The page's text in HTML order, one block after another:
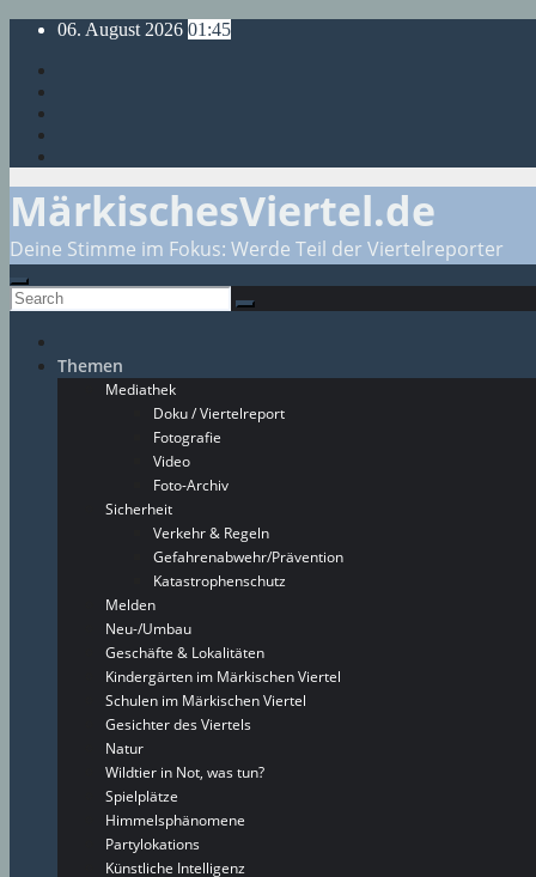
Skip
content
06. August 2026 01:45
MärkischesViertel.de
Deine Stimme im Fokus: Werde Teil der Viertelreporter
Themen
Mediathek
Doku / Viertelreport
Fotografie
Video
Foto-Archiv
Sicherheit
Verkehr & Regeln
Gefahrenabwehr/Prävention
Katastrophenschutz
Melden
Neu-/Umbau
Geschäfte & Lokalitäten
Kindergärten im Märkischen Viertel
Schulen im Märkischen Viertel
Gesichter des Viertels
Natur
Wildtier in Not, was tun?
Spielplätze
Himmelsphänomene
Partylokations
Künstliche Intelligenz